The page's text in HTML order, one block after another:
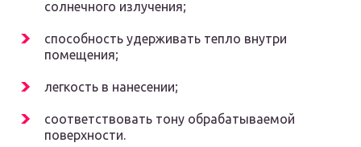
солнечного излучения;
способность удерживать тепло внутри
помещения;
легкость в нанесении;
соответствовать тону обрабатываемой
поверхности.